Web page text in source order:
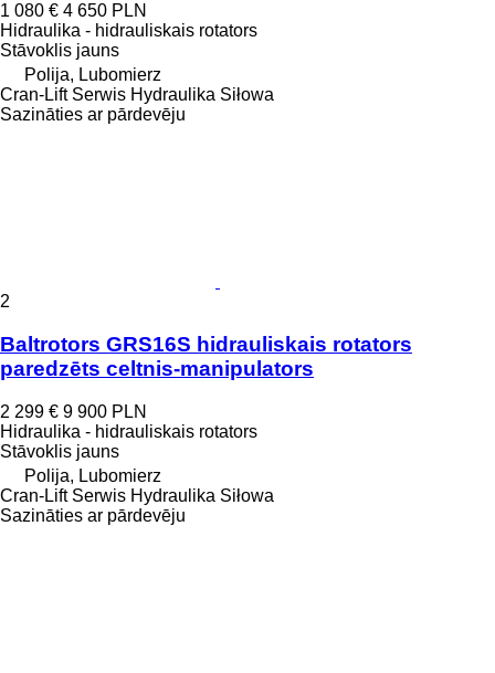
1 080 € 4 650 PLN
Hidraulika - hidrauliskais rotators
Stāvoklis jauns
Polija, Lubomierz
Cran-Lift Serwis Hydraulika Siłowa
Sazināties ar pārdevēju
2
Baltrotors GRS16S hidrauliskais rotators
paredzēts celtnis-manipulators
2 299 € 9 900 PLN
Hidraulika - hidrauliskais rotators
Stāvoklis jauns
Polija, Lubomierz
Cran-Lift Serwis Hydraulika Siłowa
Sazināties ar pārdevēju